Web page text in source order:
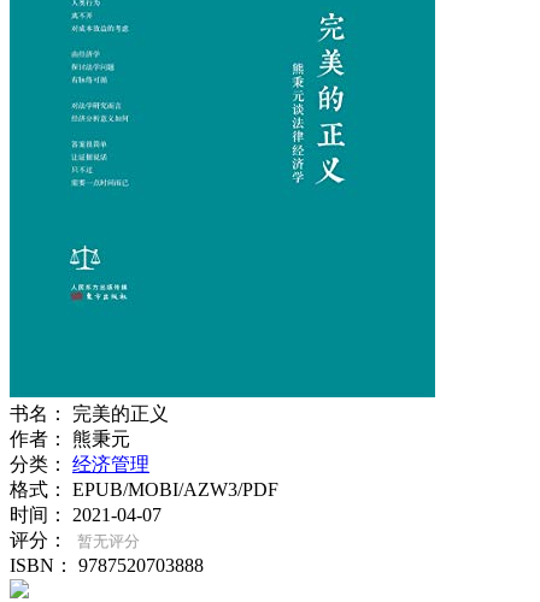
书名：
完美的正义
作者：
熊秉元
分类：
经济管理
格式：
EPUB/MOBI/AZW3/PDF
时间：
2021-04-07
评分：
暂无评分
ISBN： 9787520703888